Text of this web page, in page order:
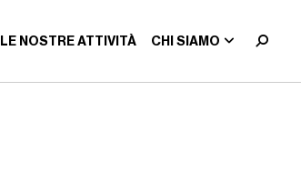
LE NOSTRE ATTIVITÀ CHI SIAMO